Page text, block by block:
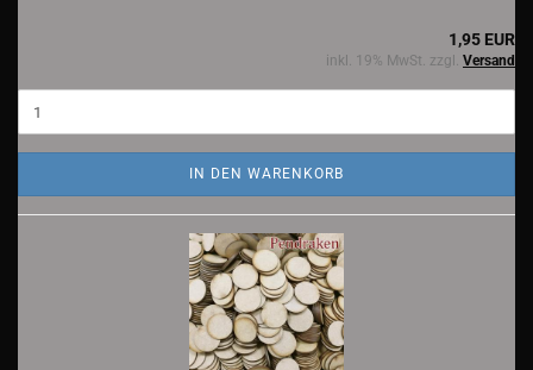
1,95 EUR
inkl. 19% MwSt. zzgl. Versand
IN DEN WARENKORB